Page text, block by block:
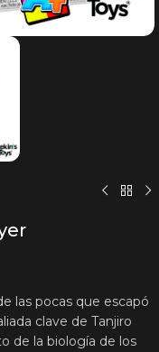
las pocas que escapó
clave de Tanjiro
de la biología de los